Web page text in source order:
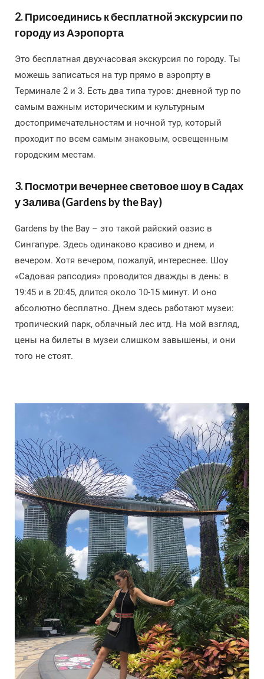
2. Присоединись к бесплатной экскурсии по
городу из Аэропорта
Это бесплатная двухчасовая экскурсия по городу. Ты
можешь записаться на тур прямо в аэропрту в
Терминале 2 и 3. Есть два типа туров: дневной тур по
самым важным историческим и культурным
достопримечательностям и ночной тур, который
проходит по всем самым знаковым, освещенным
городским местам.
3. Посмотри вечернее световое шоу в Садах
у Залива (Gardens by the Bay)
Gardens by the Bay – это такой райский оазис в
Сингапуре. Здесь одинаково красиво и днем, и
вечером. Хотя вечером, пожалуй, интереснее. Шоу
«Садовая рапсодия» проводится дважды в день: в
19:45 и в 20:45, длится около 10-15 минут. И оно
абсолютно бесплатно. Днем здесь работают музеи:
тропический парк, облачный лес итд. На мой взгляд,
цены на билеты в музеи слишком завышены, и они
того не стоят.